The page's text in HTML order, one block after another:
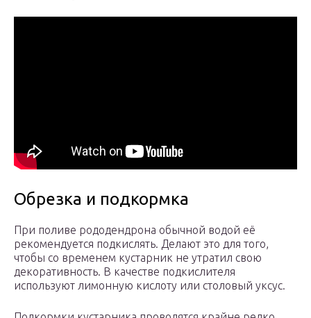
Обрезка и подкормка
При поливе рододендрона обычной водой её
рекомендуется подкислять. Делают это для того,
чтобы со временем кустарник не утратил свою
декоративность. В качестве подкислителя
используют лимонную кислоту или столовый уксус.